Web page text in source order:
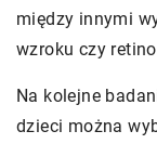
między innymi
wzroku czy
Na kolejne
dzieci można